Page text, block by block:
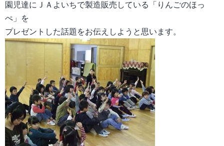
園児達にＪＡよいちで製造販売している「りんごのほっ
ぺ」を
プレゼントした話題をお伝えしようと思います。